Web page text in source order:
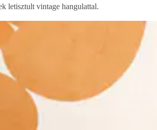
letisztult vintage hangulattal.